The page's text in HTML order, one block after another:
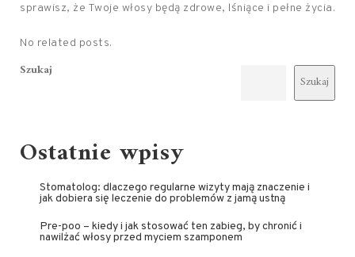
sprawisz, że Twoje włosy będą zdrowe, lśniące i pełne życia.
No related posts.
Szukaj
Szukaj
Ostatnie wpisy
Stomatolog: dlaczego regularne wizyty mają znaczenie i
jak dobiera się leczenie do problemów z jamą ustną
Pre-poo – kiedy i jak stosować ten zabieg, by chronić i
nawilżać włosy przed myciem szamponem